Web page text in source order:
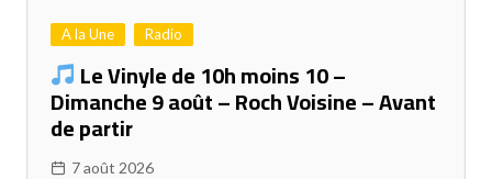
A la Une Radio
Le Vinyle de 10h moins 10 –
Dimanche 9 août – Roch Voisine – Avant
de partir
7 août 2026